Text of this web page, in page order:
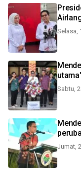
Selasa,
Sabtu,
Mendes: Mitigasi harus tepat
Jumat,